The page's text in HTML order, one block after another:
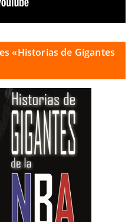
«Historias de Gigantes